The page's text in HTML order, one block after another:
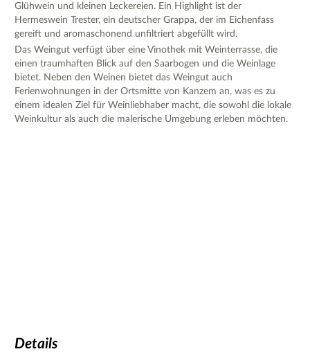
Glühwein und kleinen Leckereien. Ein Highlight ist der
Hermeswein Trester, ein deutscher Grappa, der im Eichenfass
gereift und aromaschonend unfiltriert abgefüllt wird.
Das Weingut verfügt über eine Vinothek mit Weinterrasse, die
einen traumhaften Blick auf den Saarbogen und die Weinlage
bietet. Neben den Weinen bietet das Weingut auch
Ferienwohnungen in der Ortsmitte von Kanzem an, was es zu
einem idealen Ziel für Weinliebhaber macht, die sowohl die lokale
Weinkultur als auch die malerische Umgebung erleben möchten.
Details